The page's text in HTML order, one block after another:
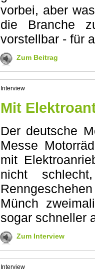
vorbei, aber
die Branche
vorstellbar - für
Zum Beitrag
Interview
Mit
Der deutsche
Messe
mit
nicht
Münch
sogar schneller
Zum Interview
Interview